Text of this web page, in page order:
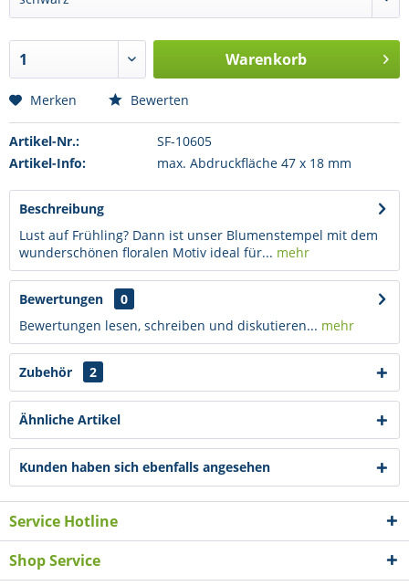
Warenkorb
Merken Bewerten
Artikel-Nr.:
SF-10605
Artikel-Info:
max. Abdruckfläche 47 x 18 mm
Beschreibung
Lust auf Frühling? Dann ist unser Blumenstempel mit dem
wunderschönen floralen Motiv ideal für... mehr
Bewertungen
0
Bewertungen lesen, schreiben und diskutieren... mehr
Zubehör 2
Ähnliche Artikel
Kunden haben sich ebenfalls angesehen
Service Hotline
Shop Service